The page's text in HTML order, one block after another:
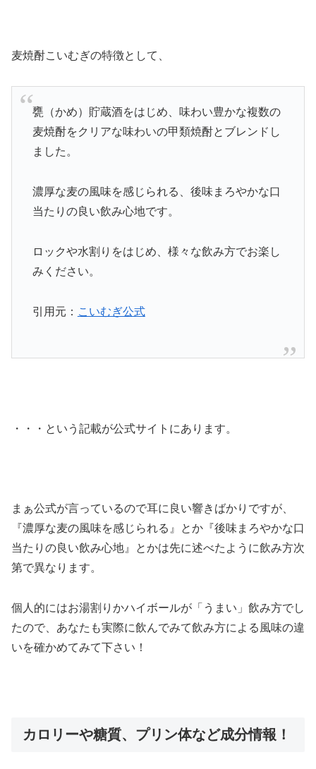
麦焼酎こいむぎの特徴として、
甕（かめ）貯蔵酒をはじめ、味わい豊かな複数の
麦焼酎をクリアな味わいの甲類焼酎とブレンドし
ました。
濃厚な麦の風味を感じられる、後味まろやかな口
当たりの良い飲み心地です。
ロックや水割りをはじめ、様々な飲み方でお楽し
みください。
引用元： こいむぎ公式
・・・という記載が公式サイトにあります。
まぁ公式が言っているので耳に良い響きばかりですが、
『濃厚な麦の風味を感じられる』とか『後味まろやかな口
当たりの良い飲み心地』とかは先に述べたように飲み方次
第で異なります。
個人的にはお湯割りかハイボールが「うまい」飲み方でし
たので、あなたも実際に飲んでみて飲み方による風味の違
いを確かめてみて下さい！
カロリーや糖質、プリン体など成分情報！